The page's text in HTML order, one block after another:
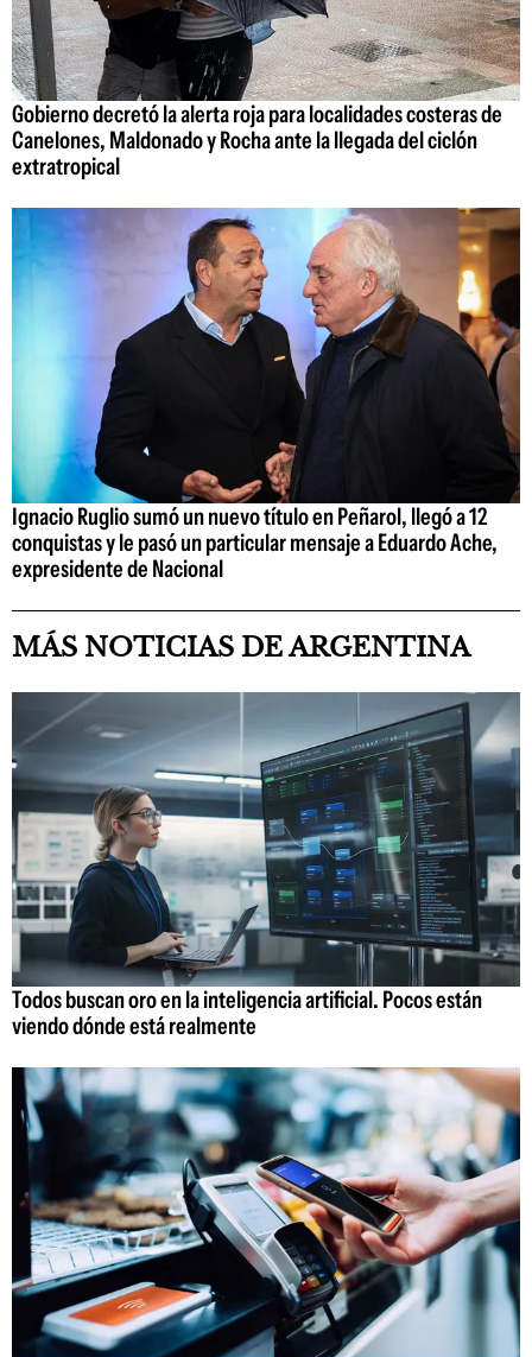
Gobierno decretó la alerta roja para localidades costeras de
Canelones, Maldonado y Rocha ante la llegada del ciclón
extratropical
Ignacio Ruglio sumó un nuevo título en Peñarol, llegó a 12
conquistas y le pasó un particular mensaje a Eduardo Ache,
expresidente de Nacional
MÁS NOTICIAS DE ARGENTINA
Todos buscan oro en la inteligencia artificial. Pocos están
viendo dónde está realmente